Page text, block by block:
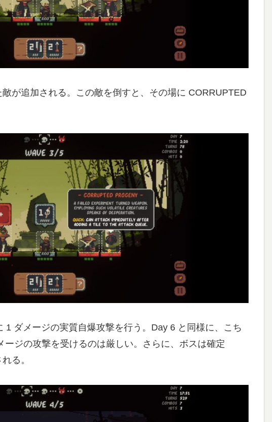
が追加される。この敵を倒すと、その場に CORRUPTED
1 ダメージの実質自爆攻撃を行う。Day 6 と同様に、こち
ジの攻撃を受けるのは厳しい。さらに、ボスは確定
る。